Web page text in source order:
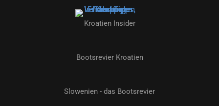
Kroatien Insider
Bootsrevier Kroatien
Slowenien - das Bootsrevier